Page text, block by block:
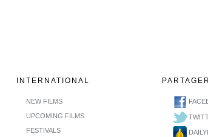
INTERNATIONAL
NEW FILMS
UPCOMING FILMS
FESTIVALS